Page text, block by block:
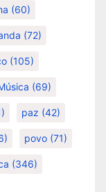
(60)
(72)
(105)
(69)
paz (42)
povo (71)
(346)